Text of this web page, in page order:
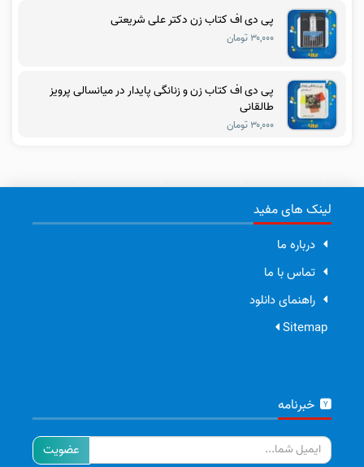
پی دی اف کتاب زن دکتر علی شریعتی
۳۰,۰۰۰ تومان
پی دی اف کتاب زن و زنانگی پایدار در میانسالی پرویز
طالقانی
۳۰,۰۰۰ تومان
لینک های مفید
درباره ما
تماس با ما
راهنمای دانلود
Sitemap
خبرنامه
ایمیل